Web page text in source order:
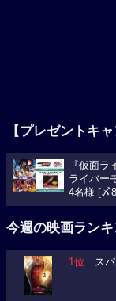
【プレゼントキ
『仮面
ライバー
4名様 [〆
今週の映画ラン
1位 スパ